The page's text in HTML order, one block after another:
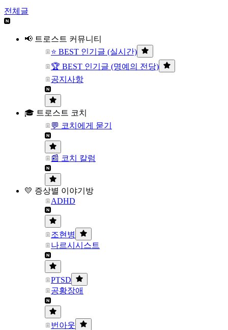
전체글
📢 트로스트 커뮤니티
⭐ BEST 인기글 (실시간)
🏆 BEST 인기글 (명예의 전당)
공지사항
🎓 트로스트 코치
💬 코치에게 묻기
📰 코치 칼럼
💛 증상별 이야기방
ADHD
조현병
나르시시스트
PTSD
공황장애
번아웃